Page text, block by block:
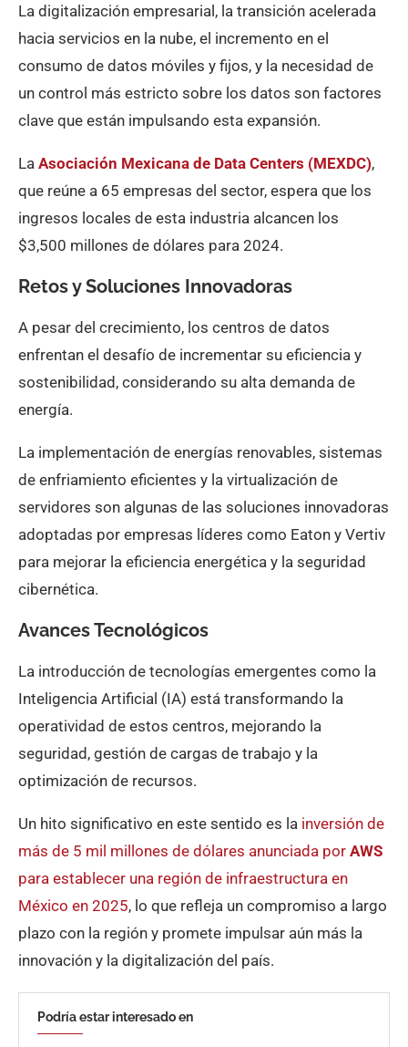
La digitalización empresarial, la transición acelerada
hacia servicios en la nube, el incremento en el
consumo de datos móviles y fijos, y la necesidad de
un control más estricto sobre los datos son factores
clave que están impulsando esta expansión.
La Asociación Mexicana de Data Centers (MEXDC),
que reúne a 65 empresas del sector, espera que los
ingresos locales de esta industria alcancen los
$3,500 millones de dólares para 2024.
Retos y Soluciones Innovadoras
A pesar del crecimiento, los centros de datos
enfrentan el desafío de incrementar su eficiencia y
sostenibilidad, considerando su alta demanda de
energía.
La implementación de energías renovables, sistemas
de enfriamiento eficientes y la virtualización de
servidores son algunas de las soluciones innovadoras
adoptadas por empresas líderes como Eaton y Vertiv
para mejorar la eficiencia energética y la seguridad
cibernética.
Avances Tecnológicos
La introducción de tecnologías emergentes como la
Inteligencia Artificial (IA) está transformando la
operatividad de estos centros, mejorando la
seguridad, gestión de cargas de trabajo y la
optimización de recursos.
Un hito significativo en este sentido es la inversión de
más de 5 mil millones de dólares anunciada por AWS
para establecer una región de infraestructura en
México en 2025, lo que refleja un compromiso a largo
plazo con la región y promete impulsar aún más la
innovación y la digitalización del país.
Podría estar interesado en